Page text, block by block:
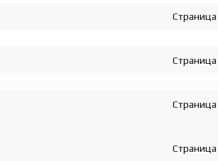
Страница
Страница
Страница
Страница